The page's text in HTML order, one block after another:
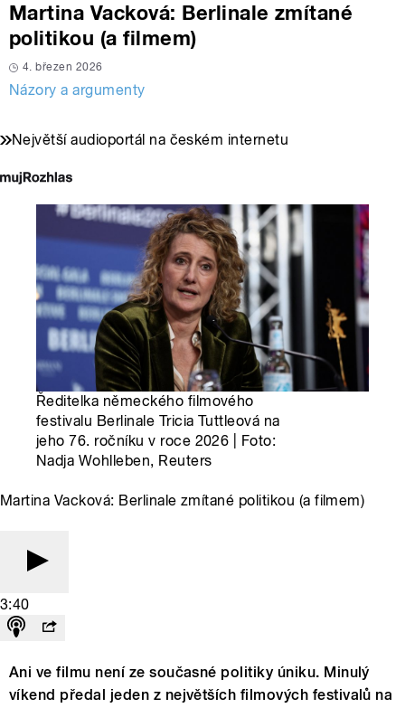
Martina Vacková: Berlinale zmítané
politikou (a filmem)
4. březen 2026
Názory a argumenty
Největší audioportál na českém internetu
Ředitelka německého filmového
festivalu Berlinale Tricia Tuttleová na
jeho 76. ročníku v roce 2026 | Foto:
Nadja Wohlleben, Reuters
Martina Vacková: Berlinale zmítané politikou (a filmem)
3:40
Ani ve filmu není ze současné politiky úniku. Minulý
víkend předal jeden z největších filmových festivalů na